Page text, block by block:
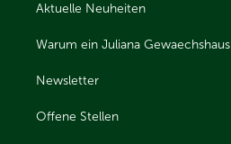
Aktuelle Neuheiten
Warum ein Juliana Gewaechshaus
Newsletter
Offene Stellen